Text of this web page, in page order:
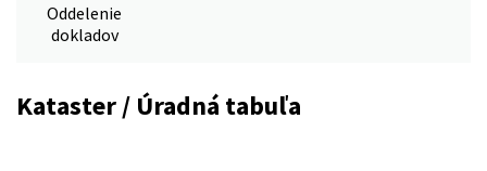
Oddelenie
dokladov
Kataster / Úradná tabuľa